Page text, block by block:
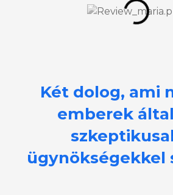
Két dolog, ami
emberek
ügynökségekkel